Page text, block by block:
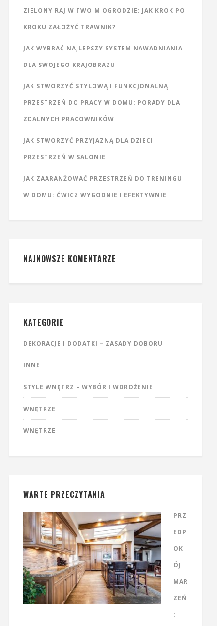
ZIELONY RAJ W TWOIM OGRODZIE: JAK KROK PO
KROKU ZAŁOŻYĆ TRAWNIK?
JAK WYBRAĆ NAJLEPSZY SYSTEM NAWADNIANIA
DLA SWOJEGO KRAJOBRAZU
JAK STWORZYĆ STYLOWĄ I FUNKCJONALNĄ
PRZESTRZEŃ DO PRACY W DOMU: PORADY DLA
ZDALNYCH PRACOWNIKÓW
JAK STWORZYĆ PRZYJAZNĄ DLA DZIECI
PRZESTRZEŃ W SALONIE
JAK ZAARANŻOWAĆ PRZESTRZEŃ DO TRENINGU
W DOMU: ĆWICZ WYGODNIE I EFEKTYWNIE
NAJNOWSZE KOMENTARZE
KATEGORIE
DEKORACJE I DODATKI – ZASADY DOBORU
INNE
STYLE WNĘTRZ – WYBÓR I WDROŻENIE
WNĘTRZE
WNĘTRZE
WARTE PRZECZYTANIA
PRZ
EDP
OK
ÓJ
MAR
ZEŃ
: